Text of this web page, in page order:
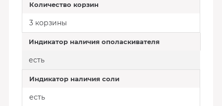
Количество корзин
3 корзины
Индикатор наличия ополаскивателя
есть
Индикатор наличия соли
есть